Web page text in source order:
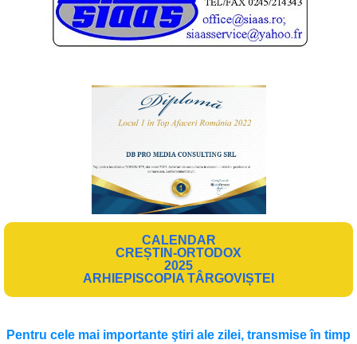
CALENDAR
CREȘTIN-ORTODOX
2025
ARHIEPISCOPIA TÂRGOVIȘTEI
Pentru cele mai importante ştiri ale zilei, transmise în timp